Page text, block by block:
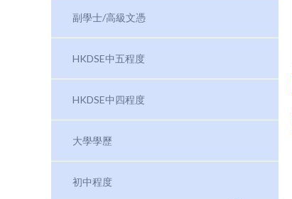
副學士/高級文憑
HKDSE中五程度
HKDSE中四程度
大學學歷
初中程度